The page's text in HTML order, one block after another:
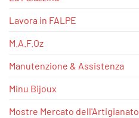
Lavora in FALPE
M.A.F.Oz
Manutenzione & Assistenza
Minu Bijoux
Mostre Mercato dell'Artigianato